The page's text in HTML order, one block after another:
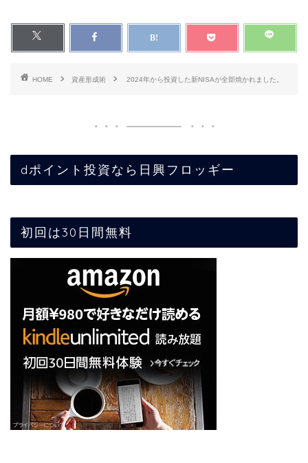
HOME 資産形成術 2024年から投資した新NISAが全部焼かれました。
dポイント投資なら日興フロッギー
初回は30日間無料